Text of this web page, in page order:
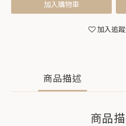
加入購物車
加入追
商品描述
商品